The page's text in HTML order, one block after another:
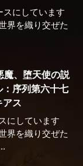
にしています
界を織り交ぜた
魔、堕天使の説
序列第六十七
ス
にしています
界を織り交ぜた